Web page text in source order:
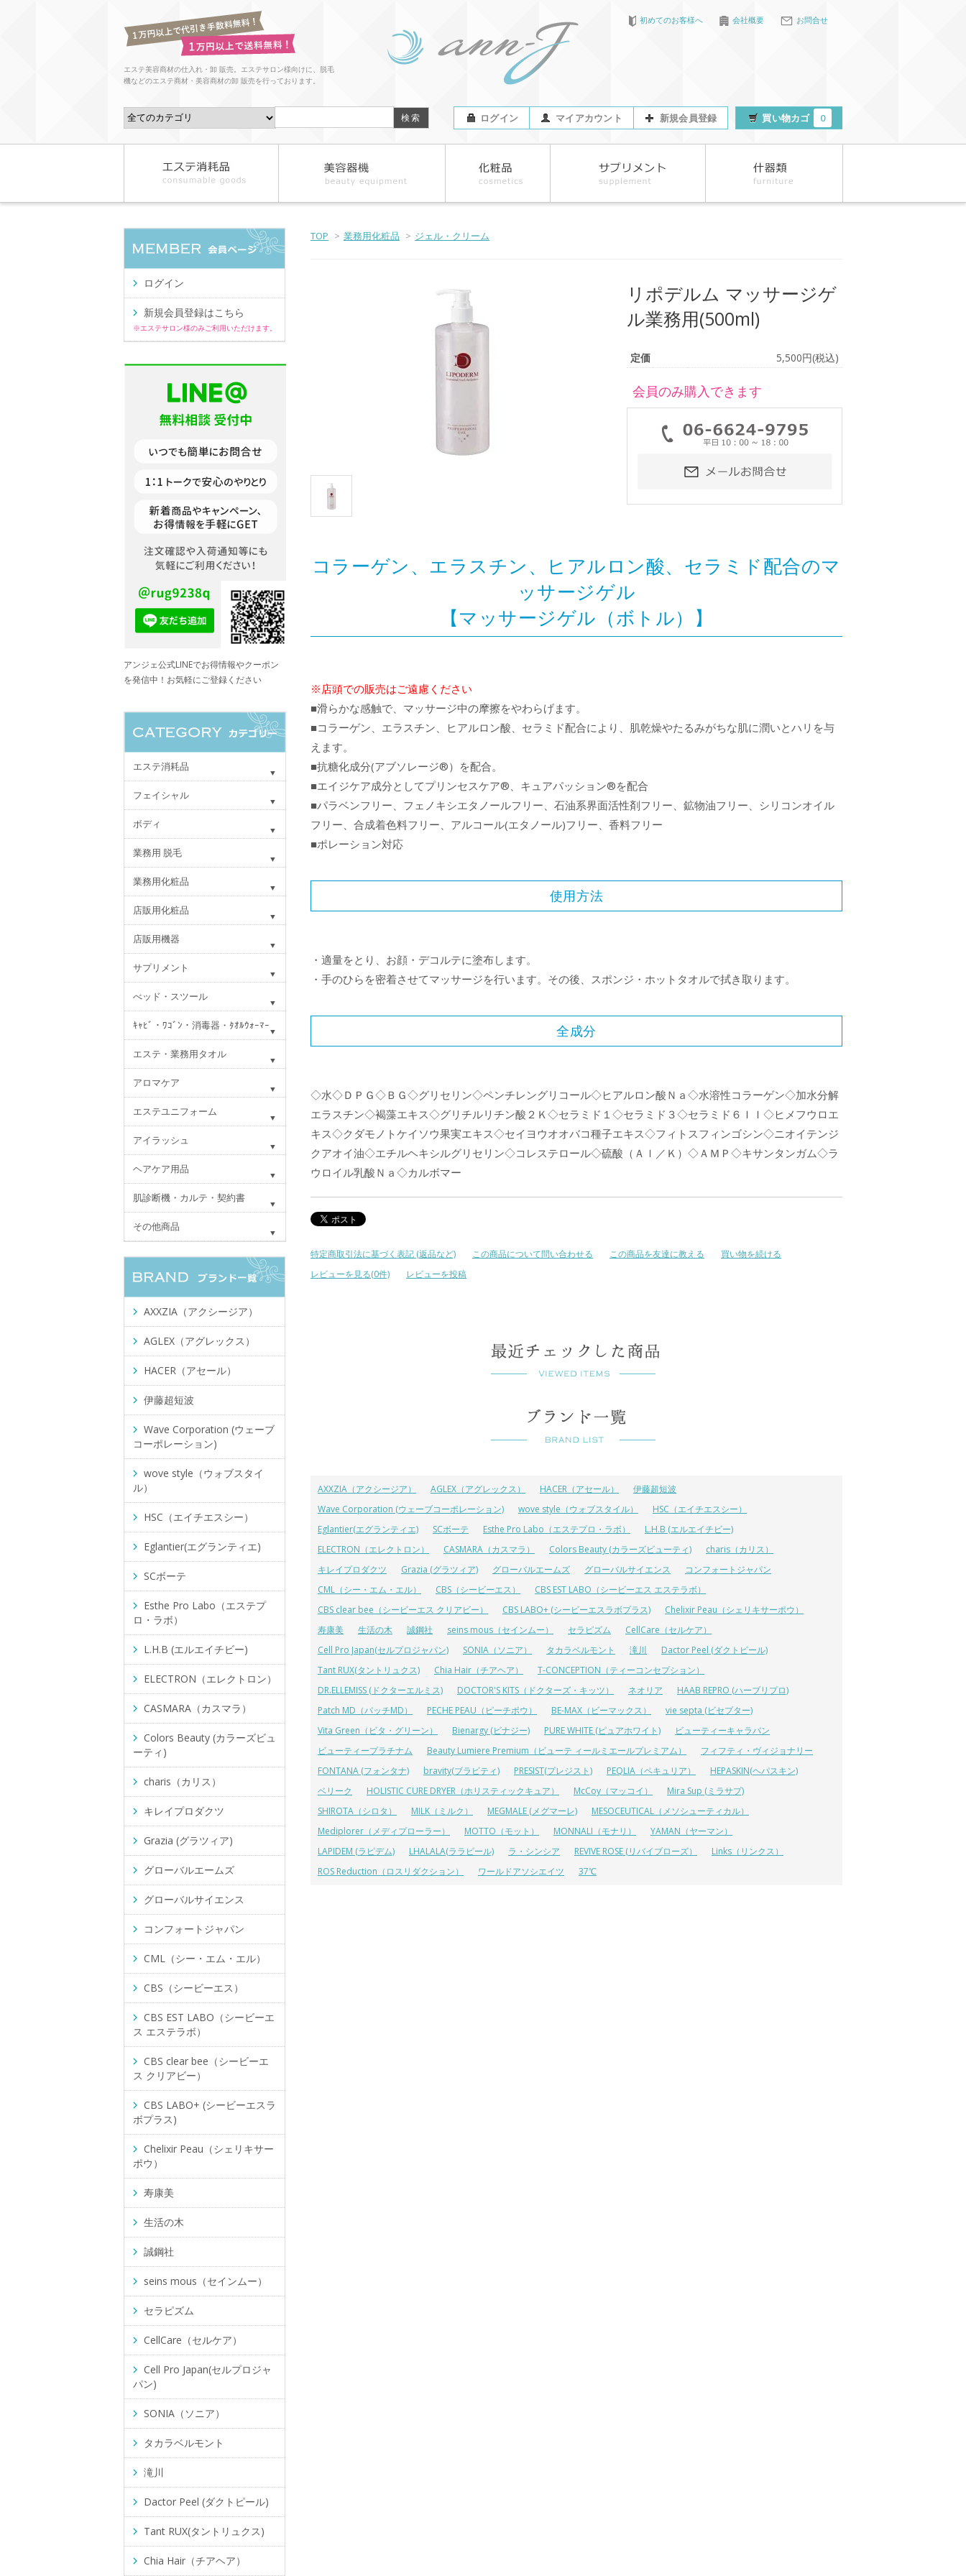
エステ美容商材の仕入れ・卸 販売。エステサロン様向けに、脱毛
機などのエステ商材・美容商材の卸 販売を行っております。
初めてのお客様へ 会社概要 お問合せ
ログイン マイアカウント 新規会員登録 買い物カゴ 0
TOP > 業務用化粧品 > ジェル・クリーム
リポデルム マッサージゲ
ル業務用(500ml)
定価 5,500円(税込)
会員のみ購入できます
コラーゲン、エラスチン、ヒアルロン酸、セラミド配合のマ
ッサージゲル
【マッサージゲル（ボトル）】
※店頭での販売はご遠慮ください
■滑らかな感触で、マッサージ中の摩擦をやわらげます。
■コラーゲン、エラスチン、ヒアルロン酸、セラミド配合により、肌乾燥やたるみがちな肌に潤いとハリを与
えます。
■抗糖化成分(アブソレージ®）を配合。
■エイジケア成分としてプリンセスケア®、キュアパッション®を配合
■パラベンフリー、フェノキシエタノールフリー、石油系界面活性剤フリー、鉱物油フリー、シリコンオイル
フリー、合成着色料フリー、アルコール(エタノール)フリー、香料フリー
■ポレーション対応
使用方法
・適量をとり、お顔・デコルテに塗布します。
・手のひらを密着させてマッサージを行います。その後、スポンジ・ホットタオルで拭き取ります。
全成分
◇水◇ＤＰＧ◇ＢＧ◇グリセリン◇ペンチレングリコール◇ヒアルロン酸Ｎａ◇水溶性コラーゲン◇加水分解
エラスチン◇褐藻エキス◇グリチルリチン酸２Ｋ◇セラミド１◇セラミド３◇セラミド６ＩＩ◇ヒメフウロエ
キス◇クダモノトケイソウ果実エキス◇セイヨウオオバコ種子エキス◇フィトスフィンゴシン◇ニオイテンジ
クアオイ油◇エチルヘキシルグリセリン◇コレステロール◇硫酸（Ａｌ／Ｋ）◇ＡＭＰ◇キサンタンガム◇ラ
ウロイル乳酸Ｎａ◇カルボマー
特定商取引法に基づく表記 (返品など) この商品について問い合わせる この商品を友達に教える
買い物を続ける
レビューを見る(0件)
レビューを投稿
AXXZIA（アクシージア） AGLEX（アグレックス） HACER（アセール）
伊藤超短波
Wave Corporation (ウェーブコーポレーション)
wove style（ウォブスタイル）
HSC（エイチエスシー）
Eglantier(エグランティエ)
SCボーテ Esthe Pro Labo（エステプロ・ラボ）
L.H.B (エルエイチビー)
ELECTRON（エレクトロン）
CASMARA（カスマラ） Colors Beauty (カラーズビューティ)
charis（カリス）
キレイプロダクツ
Grazia (グラツィア) グローバルエームズ グローバルサイエンス
コンフォートジャパン
CML（シー・エム・エル）
CBS（シービーエス）
CBS EST LABO（シービーエス エステラボ）
CBS clear bee（シービーエス クリアビー）
CBS LABO+ (シービーエスラボプラス)
Chelixir Peau（シェリキサーポウ）
寿康美
生活の木 誠鋼社 seins mous（セインムー） セラピズム
CellCare（セルケア）
Cell Pro Japan(セルプロジャパン)
SONIA（ソニア） タカラベルモント 滝川
Dactor Peel (ダクトピール)
Tant RUX(タントリュクス)
Chia Hair（チアヘア）
T-CONCEPTION（ティーコンセプション）
DR.ELLEMISS (ドクターエルミス)
DOCTOR'S KITS（ドクターズ・キッツ） ネオリア
HAAB REPRO (ハーブリプロ)
Patch MD（パッチMD）
PECHE PEAU（ピーチポウ） BE-MAX（ビーマックス）
vie septa (ビセプター)
Vita Green（ビタ・グリーン）
Bienargy (ビナジー) PURE WHITE (ピュアホワイト)
ビューティーキャラバン
ビューティープラチナム
Beauty Lumiere Premium（ビューテ ィールミエールプレミアム）
フィフティ・ヴィジョナリー
FONTANA (フォンタナ)
bravity(ブラビティ) PRESIST(プレジスト) PEQLIA（ペキュリア）
HEPASKIN(ヘパスキン)
ベリーク
HOLISTIC CURE DRYER（ホリスティックキュア） McCoy（マッコイ）
Mira Sup (ミラサプ)
SHIROTA（シロタ）
MILK（ミルク） MEGMALE (メグマーレ)
MESOCEUTICAL（メソシューティカル）
Mediplorer（メディプローラー）
MOTTO（モット） MONNALI（モナリ）
YAMAN（ヤーマン）
LAPIDEM (ラピデム)
LHALALA(ララピール) ラ・シンシア REVIVE ROSE (リバイブローズ）
Links（リンクス）
ROS Reduction（ロスリダクション）
ワールドアソシエイツ 37℃
ログイン
新規会員登録はこちら
※エステサロン様のみご利用いただけます。
アンジェ公式LINEでお得情報やクーポン
を発信中！お気軽にご登録ください
エステ消耗品
フェイシャル
ボディ
業務用 脱毛
業務用化粧品
店販用化粧品
店販用機器
サプリメント
べッド・スツール
ｷｬﾋﾞ・ﾜｺﾞﾝ・消毒器・ﾀｵﾙｳｫｰﾏｰ
エステ・業務用タオル
アロマケア
エステユニフォーム
アイラッシュ
ヘアケア用品
肌診断機・カルテ・契約書
その他商品
AXXZIA（アクシージア）
AGLEX（アグレックス）
HACER（アセール）
伊藤超短波
Wave Corporation (ウェーブ
コーポレーション)
wove style（ウォブスタイ
ル）
HSC（エイチエスシー）
Eglantier(エグランティエ)
SCボーテ
Esthe Pro Labo（エステプ
ロ・ラボ）
L.H.B (エルエイチビー)
ELECTRON（エレクトロン）
CASMARA（カスマラ）
Colors Beauty (カラーズビュ
ーティ)
charis（カリス）
キレイプロダクツ
Grazia (グラツィア)
グローバルエームズ
グローバルサイエンス
コンフォートジャパン
CML（シー・エム・エル）
CBS（シービーエス）
CBS EST LABO（シービーエ
ス エステラボ）
CBS clear bee（シービーエ
ス クリアビー）
CBS LABO+ (シービーエスラ
ボプラス)
Chelixir Peau（シェリキサー
ポウ）
寿康美
生活の木
誠鋼社
seins mous（セインムー）
セラピズム
CellCare（セルケア）
Cell Pro Japan(セルプロジャ
パン)
SONIA（ソニア）
タカラベルモント
滝川
Dactor Peel (ダクトピール)
Tant RUX(タントリュクス)
Chia Hair（チアヘア）